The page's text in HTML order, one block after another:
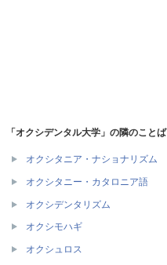
「オクシデンタル大学」の隣のことば
オクシタニア・ナショナリズム
オクシタニー・カタロニア語
オクシデンタリズム
オクシモハギ
オクシュロス